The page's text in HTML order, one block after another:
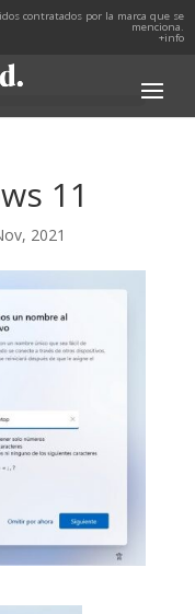
contratados por la marca que se
menciona.
+info
11
2021